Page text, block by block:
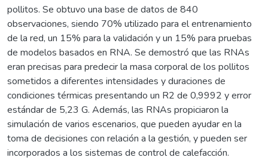
pollitos. Se obtuvo una base de datos de 840
observaciones, siendo 70% utilizado para el entrenamiento
de la red, un 15% para la validación y un 15% para pruebas
de modelos basados en RNA. Se demostró que las RNAs
eran precisas para predecir la masa corporal de los pollitos
sometidos a diferentes intensidades y duraciones de
condiciones térmicas presentando un R2 de 0,9992 y error
estándar de 5,23 G. Además, las RNAs propiciaron la
simulación de varios escenarios, que pueden ayudar en la
toma de decisiones con relación a la gestión, y pueden ser
incorporados a los sistemas de control de calefacción.